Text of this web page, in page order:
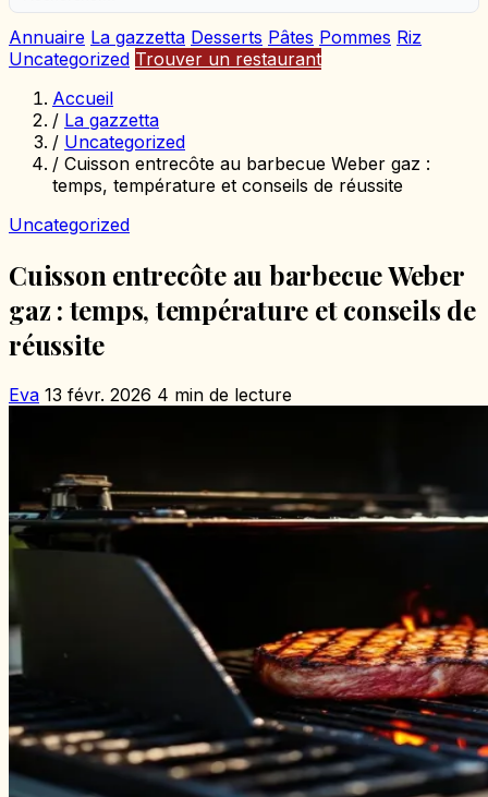
Annuaire La gazzetta Desserts Pâtes Pommes Riz
Uncategorized Trouver un restaurant
Accueil
/ La gazzetta
/ Uncategorized
/ Cuisson entrecôte au barbecue Weber gaz :
temps, température et conseils de réussite
Uncategorized
Cuisson entrecôte au barbecue Weber
gaz : temps, température et conseils de
réussite
Eva 13 févr. 2026 4 min de lecture